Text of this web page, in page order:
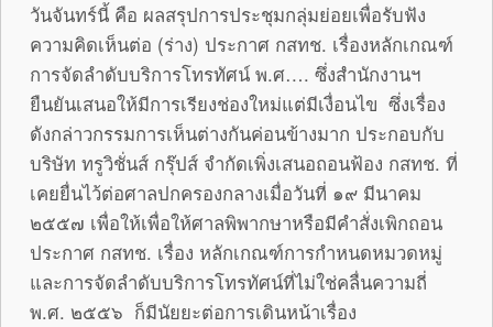
วันจันทร์นี้ คือ ผลสรุปการประชุมกลุ่มย่อยเพื่อรับฟัง
ความคิดเห็นต่อ (ร่าง) ประกาศ กสทช. เรื่องหลักเกณฑ์
การจัดลำดับบริการโทรทัศน์ พ.ศ…. ซึ่งสำนักงานฯ
ยืนยันเสนอให้มีการเรียงช่องใหม่แต่มีเงื่อนไข ซึ่งเรื่อง
ดังกล่าวกรรมการเห็นต่างกันค่อนข้างมาก ประกอบกับ
บริษัท ทรูวิชั่นส์ กรุ๊ปส์ จำกัดเพิ่งเสนอถอนฟ้อง กสทช. ที่
เคยยื่นไว้ต่อศาลปกครองกลางเมื่อวันที่ ๑๙ มีนาคม
๒๕๕๗ เพื่อให้เพื่อให้ศาลพิพากษาหรือมีคำสั่งเพิกถอน
ประกาศ กสทช. เรื่อง หลักเกณฑ์การกำหนดหมวดหมู่
และการจัดลำดับบริการโทรทัศน์ที่ไม่ใช่คลื่นความถี่
พ.ศ. ๒๕๕๖ ก็มีนัยยะต่อการเดินหน้าเรื่อง